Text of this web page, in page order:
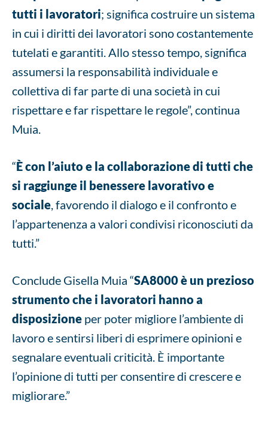
tutti i lavoratori; significa costruire un sistema
in cui i diritti dei lavoratori sono costantemente
tutelati e garantiti. Allo stesso tempo, significa
assumersi la responsabilità individuale e
collettiva di far parte di una società in cui
rispettare e far rispettare le regole”, continua
Muia.
“È con l’aiuto e la collaborazione di tutti che
si raggiunge il benessere lavorativo e
sociale, favorendo il dialogo e il confronto e
l’appartenenza a valori condivisi riconosciuti da
tutti.”
Conclude Gisella Muia “SA8000 è un prezioso
strumento che i lavoratori hanno a
disposizione per poter migliore l’ambiente di
lavoro e sentirsi liberi di esprimere opinioni e
segnalare eventuali criticità. È importante
l’opinione di tutti per consentire di crescere e
migliorare.”